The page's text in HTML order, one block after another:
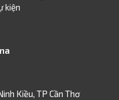
kiện
Kiều, TP Cần Thơ